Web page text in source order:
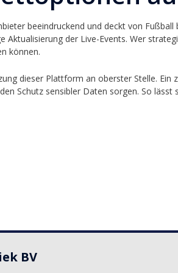
beeindruckend und deckt von
Aktualisierung der Live-Events. Wer
können.
dieser Plattform an oberster Stelle.
Schutz sensibler Daten sorgen. So
BV